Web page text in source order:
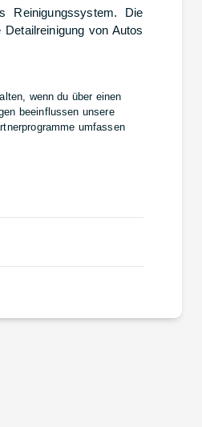
Reinigungssystem. Die
von Autos
wenn du über einen
beeinflussen unsere
umfassen